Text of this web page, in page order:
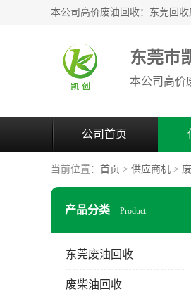
东莞市
公司首页
当前位置： 首页 > 供应商机 >
产品分类 Product
东莞废油回收
废柴油回收